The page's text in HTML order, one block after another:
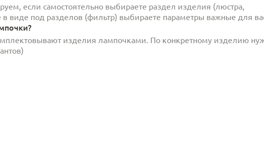
если самостоятельно выбираете раздел изделия (люстра,
в виде под разделов (фильтр) выбираете параметры важные для
изделия лампочками. По конкретному изделию